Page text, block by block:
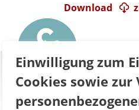
Download
Einwilligung zum
Cookies sowie